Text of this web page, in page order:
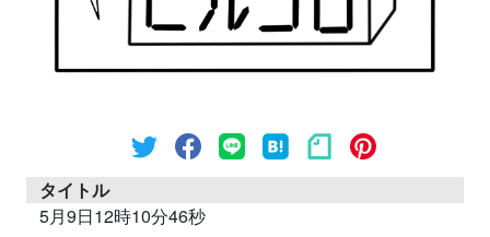
タイトル
5月9日12時10分46秒